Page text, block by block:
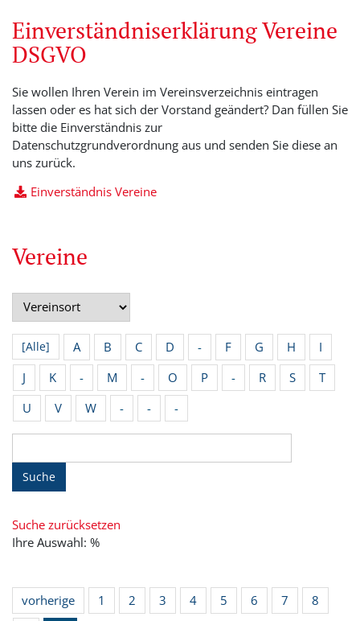
Einverständniserklärung Vereine
DSGVO
Sie wollen Ihren Verein im Vereinsverzeichnis eintragen
lassen oder es hat sich der Vorstand geändert? Dan füllen Sie
bitte die Einverständnis zur
Datenschutzgrundverordnung aus und senden Sie diese an
uns zurück.
Einverständnis Vereine
Vereine
[Alle] A B C D - F G H
I
J
K - M - O P - R S
T
U
V W - - -
Suche
Suche zurücksetzen
Ihre Auswahl: %
vorherige 1 2 3 4 5 6 7
8